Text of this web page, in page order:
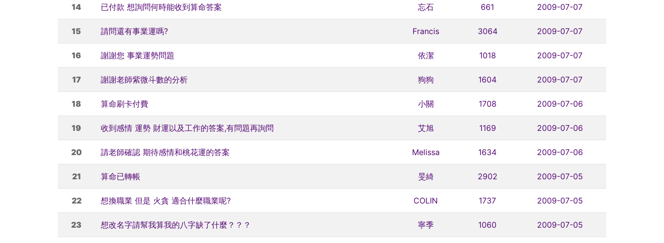
14 已付款 想詢問何時能收到算命答案 忘石 661 2009-07-07
15 請問還有事業運嗎? Francis 3064 2009-07-07
16 謝謝您 事業運勢問題 依潔 1018 2009-07-07
17 謝謝老師紫微斗數的分析 狗狗 1604 2009-07-07
18 算命刷卡付費 小關 1708 2009-07-06
19 收到感情 運勢 財運以及工作的答案,有問題再詢問 艾旭 1169 2009-07-06
20 請老師確認 期待感情和桃花運的答案 Melissa 1634 2009-07-06
21 算命已轉帳 旻綺 2902 2009-07-05
22 想換職業 但是 火貪 適合什麼職業呢? COLIN 1737 2009-07-05
23 想改名字請幫我算我的八字缺了什麼？？？ 寧季 1060 2009-07-05